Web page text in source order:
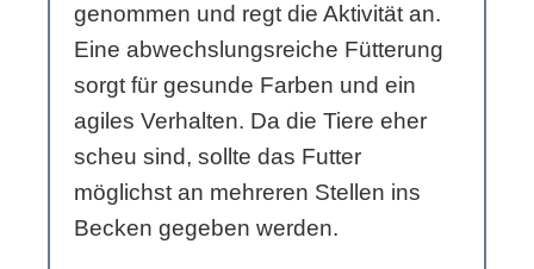
genommen und regt die Aktivität an.
Eine abwechslungsreiche Fütterung
sorgt für gesunde Farben und ein
agiles Verhalten. Da die Tiere eher
scheu sind, sollte das Futter
möglichst an mehreren Stellen ins
Becken gegeben werden.